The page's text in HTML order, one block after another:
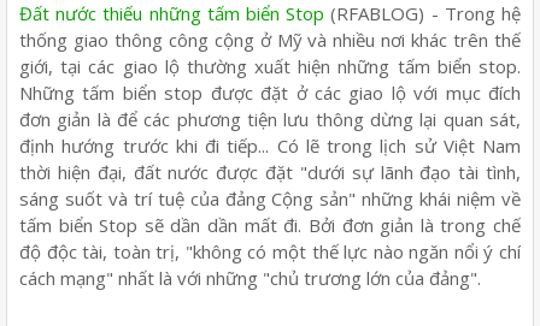
Đất nước thiếu những tấm biển Stop (RFABLOG) - Trong hệ
thống giao thông công cộng ở Mỹ và nhiều nơi khác trên thế
giới, tại các giao lộ thường xuất hiện những tấm biển stop.
Những tấm biển stop được đặt ở các giao lộ với mục đích
đơn giản là để các phương tiện lưu thông dừng lại quan sát,
định hướng trước khi đi tiếp... Có lẽ trong lịch sử Việt Nam
thời hiện đại, đất nước được đặt "dưới sự lãnh đạo tài tình,
sáng suốt và trí tuệ của đảng Cộng sản" những khái niệm về
tấm biển Stop sẽ dần dần mất đi. Bởi đơn giản là trong chế
độ độc tài, toàn trị, "không có một thế lực nào ngăn nổi ý chí
cách mạng" nhất là với những "chủ trương lớn của đảng".